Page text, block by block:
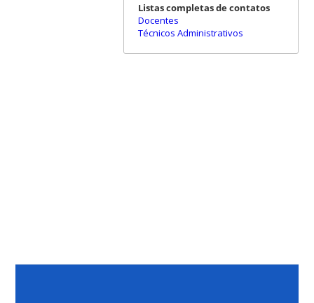
Listas completas de contatos
Docentes
Técnicos Administrativos